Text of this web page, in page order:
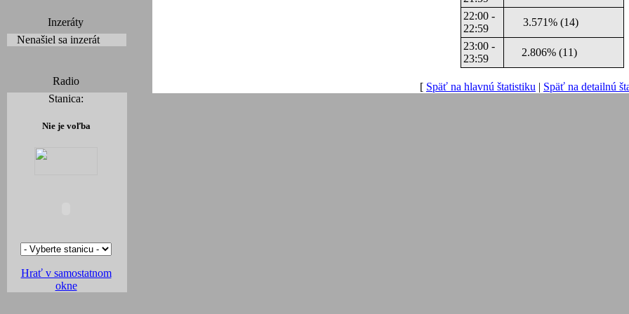
Inzeráty
Nenašiel sa inzerát
Radio
Stanica:
Nie je voľba
Hrať v samostatnom
okne
22:00 -
22:59
3.571% (14)
23:00 -
23:59
2.806% (11)
[ Späť na hlavnú štatistiku | Späť na detailnú